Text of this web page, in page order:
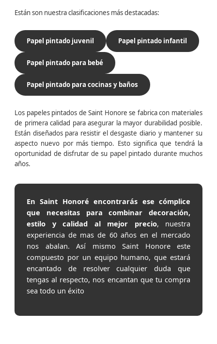
Están son nuestra clasificaciones más destacadas:
Papel pintado juvenil Papel pintado infantil
Papel pintado para bebé
Papel pintado para cocinas y baños
Los papeles pintados de Saint Honore se fabrica con materiales
de primera calidad para asegurar la mayor durabilidad posible.
Están diseñados para resistir el desgaste diario y mantener su
aspecto nuevo por más tiempo. Esto significa que tendrá la
oportunidad de disfrutar de su papel pintado durante muchos
años.
En Saint Honoré encontrarás ese cómplice
que necesitas para combinar decoración,
estilo y calidad al mejor precio, nuestra
experiencia de mas de 60 años en el mercado
nos abalan. Así mismo Saint Honore este
compuesto por un equipo humano, que estará
encantado de resolver cualquier duda que
tengas al respecto, nos encantan que tu compra
sea todo un éxito